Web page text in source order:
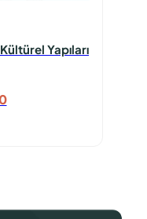
Yapıları
Şu